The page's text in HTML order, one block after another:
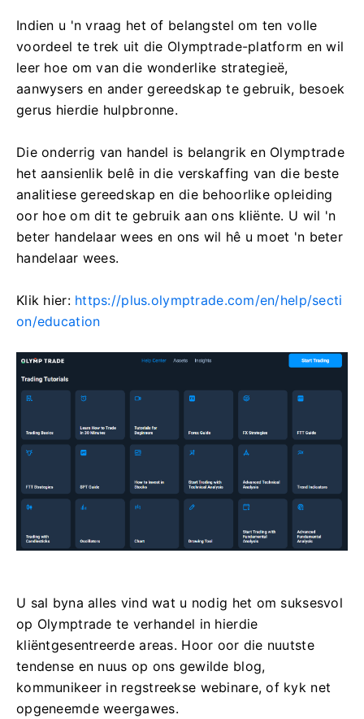
Indien u 'n vraag het of belangstel om ten volle
voordeel te trek uit die Olymptrade-platform en wil
leer hoe om van die wonderlike strategieë,
aanwysers en ander gereedskap te gebruik, besoek
gerus hierdie hulpbronne.
Die onderrig van handel is belangrik en Olymptrade
het aansienlik belê in die verskaffing van die beste
analitiese gereedskap en die behoorlike opleiding
oor hoe om dit te gebruik aan ons kliënte. U wil 'n
beter handelaar wees en ons wil hê u moet 'n beter
handelaar wees.
Klik hier: https://plus.olymptrade.com/en/help/secti
on/education
U sal byna alles vind wat u nodig het om suksesvol
op Olymptrade te verhandel in hierdie
kliëntgesentreerde areas. Hoor oor die nuutste
tendense en nuus op ons gewilde blog,
kommunikeer in regstreekse webinare, of kyk net
opgeneemde weergawes.